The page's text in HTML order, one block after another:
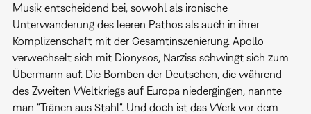
Musik entscheidend bei, sowohl als ironische
Unterwanderung des leeren Pathos als auch in ihrer
Komplizenschaft mit der Gesamtinszenierung. Apollo
verwechselt sich mit Dionysos, Narziss schwingt sich zum
Übermann auf. Die Bomben der Deutschen, die während
des Zweiten Weltkriegs auf Europa niedergingen, nannte
man “Tränen aus Stahl“. Und doch ist das Werk vor dem